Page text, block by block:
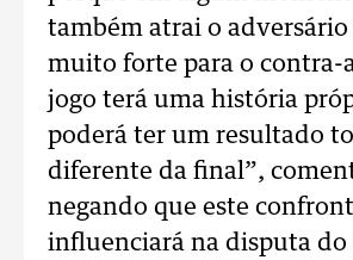
também atrai o adversário
muito forte para o contra-
jogo terá uma história
poderá ter um resultado
diferente da final”,
negando que este
influenciará na disputa